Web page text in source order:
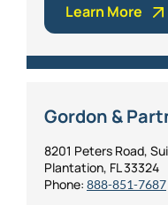
Learn More
Gordon &
8201 Peters Road,
Plantation, FL 33324
Phone: 888-851-7687